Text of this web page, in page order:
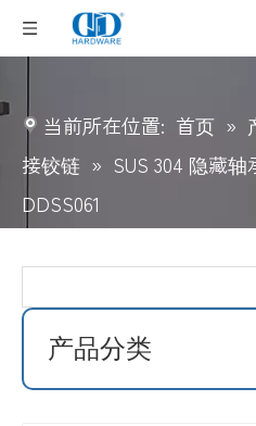
当前所在位置: 首页 »
接铰链 » SUS 304 隐藏
DDSS061
产品分类